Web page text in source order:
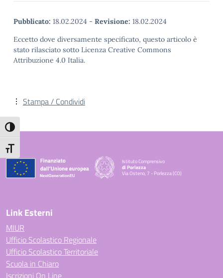
Attiva/disattiva alto contrasto
Attiva/disattiva dimensione testo
Pubblicato: 18.02.2024 - Revisione: 18.02.2024
Eccetto dove diversamente specificato, questo articolo è
stato rilasciato sotto Licenza Creative Commons
Attribuzione 4.0 Italia.
Stampa / Condividi
Istituto Comprensivo
di Porlezza
Via Osteno, 7 - Porlezza (CO)
Link Esterni
MIUR
Ufficio Scolastico Regionale
Ufficio Scolastico Territoriale
Scuola in Chiaro
Iscrizioni On Line